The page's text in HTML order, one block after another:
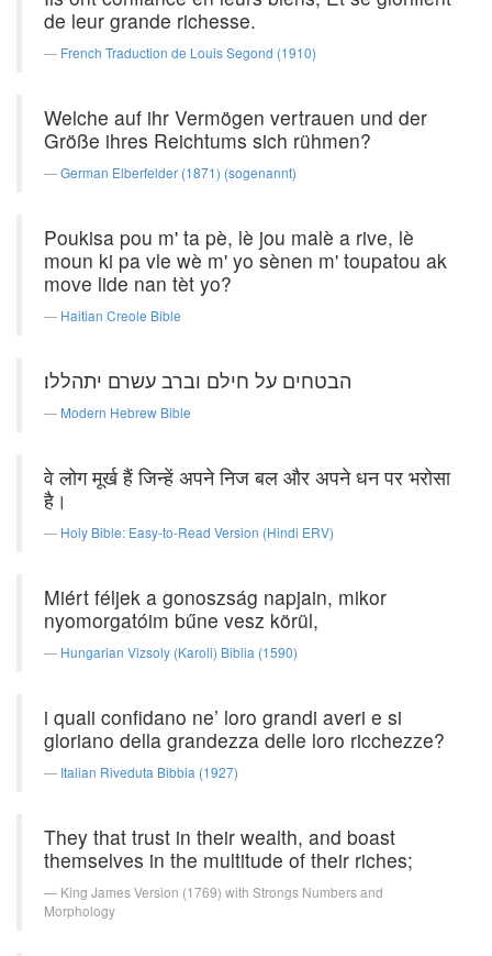
de leur grande richesse.
French Traduction de Louis Segond (1910)
Welche auf ihr Vermögen vertrauen und der
Größe ihres Reichtums sich rühmen?
German Elberfelder (1871) (sogenannt)
Poukisa pou m' ta pè, lè jou malè a rive, lè
moun ki pa vle wè m' yo sènen m' toupatou ak
move lide nan tèt yo?
Haitian Creole Bible
הבטחים על חילם וברב עשרם יתהללו׃
Modern Hebrew Bible
वे लोग मूर्ख हैं जिन्हें अपने निज बल और अपने धन पर भरोसा
है।
Holy Bible: Easy-to-Read Version (Hindi ERV)
Miért féljek a gonoszság napjain, mikor
nyomorgatóim bűne vesz körül,
Hungarian Vizsoly (Karoli) Biblia (1590)
i quali confidano ne’ loro grandi averi e si
gloriano della grandezza delle loro ricchezze?
Italian Riveduta Bibbia (1927)
They that trust in their wealth, and boast
themselves in the multitude of their riches;
King James Version (1769) with Strongs Numbers and
Morphology